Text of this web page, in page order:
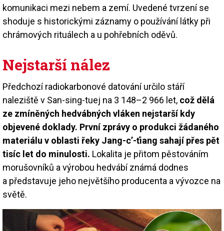
komunikaci mezi nebem a zemí. Uvedené tvrzení se
shoduje s historickými záznamy o používání látky při
chrámových rituálech a u pohřebních oděvů.
Nejstarší nález
Předchozí radiokarbonové datování určilo stáří
naleziště v San-sing-tuej na 3 148–2 966 let, což dělá
ze zmíněných hedvábných vláken nejstarší kdy
objevené doklady. První zprávy o produkci žádaného
materiálu v oblasti řeky Jang-c’-ťiang sahají přes pět
tisíc let do minulosti. Lokalita je přitom pěstováním
morušovníků a výrobou hedvábí známá dodnes
a představuje jeho největšího producenta a vývozce na
světě.